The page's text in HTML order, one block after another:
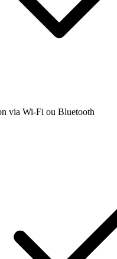
via Wi-Fi ou Bluetooth